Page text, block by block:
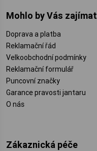
Mohlo by Vás zajímat
Doprava a platba
Reklamační řád
Velkoobchodní podmínky
Reklamační formulář
Puncovní značky
Garance pravosti jantaru
O nás
Zákaznická péče